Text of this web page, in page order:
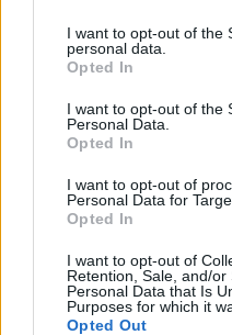
I want to opt-out of the
personal data.
Opted In
I want to opt-out of the
Personal Data.
Opted In
I want to opt-out of
Personal Data for
Opted In
I want to opt-out of
Retention, Sale, and/or
Personal Data that Is
Purposes for which it
Opted Out
Portfolio.hu teljes
Kötéslisták: BÉT
MÁR ELŐFIZETŐNK